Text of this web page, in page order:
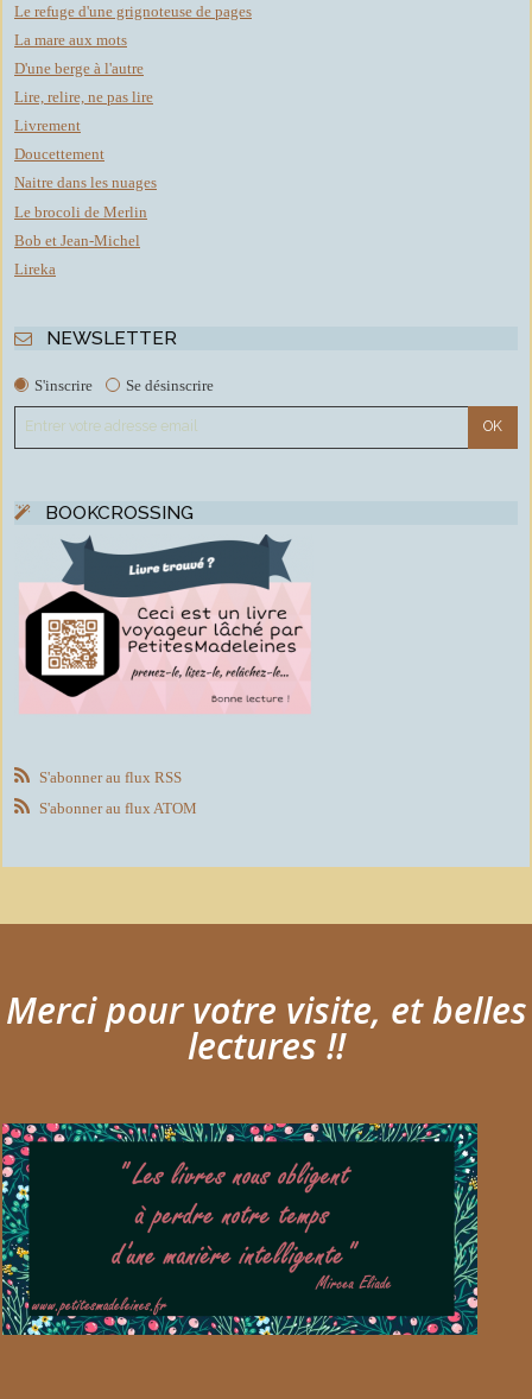
Le refuge d'une grignoteuse de pages
La mare aux mots
D'une berge à l'autre
Lire, relire, ne pas lire
Livrement
Doucettement
Naitre dans les nuages
Le brocoli de Merlin
Bob et Jean-Michel
Lireka
NEWSLETTER
S'inscrire Se désinscrire
BOOKCROSSING
S'abonner au flux RSS
S'abonner au flux ATOM
Merci pour votre visite, et belles
lectures !!